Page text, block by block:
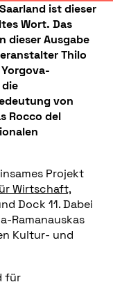
ist dieser
Wort. Das
dieser Ausgabe
Thilo
von
Rocco del
Projekt
Wirtschaft,
Dock 11. Dabei
Ramanauskas
Kultur- und
für